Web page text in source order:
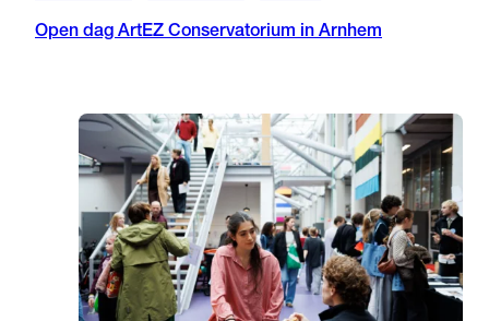
Open dag ArtEZ Conservatorium in Arnhem